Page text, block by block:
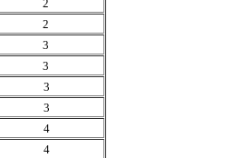
2
2
3
3
3
3
4
4